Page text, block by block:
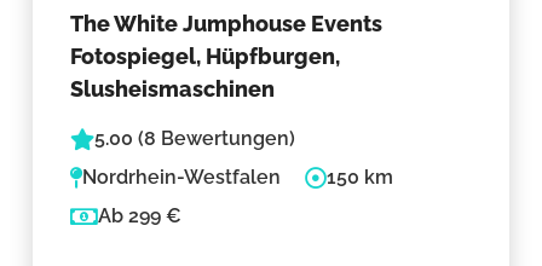
The White Jumphouse Events
Fotospiegel, Hüpfburgen,
Slusheismaschinen
5.00 (8 Bewertungen)
Nordrhein-Westfalen
150 km
Ab 299 €